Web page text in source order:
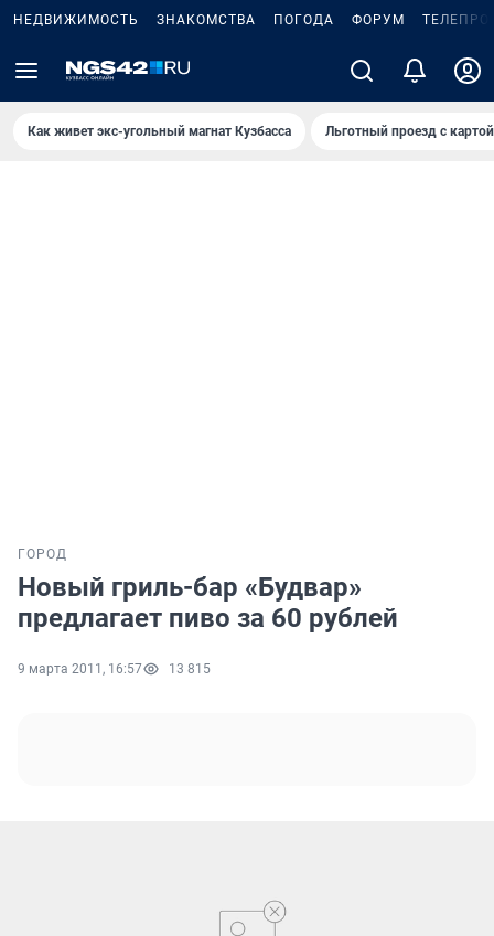
НЕДВИЖИМОСТЬ ЗНАКОМСТВА ПОГОДА ФОРУМ
Как живет экс-угольный магнат Кузбасса Льготный проезд с
ГОРОД
Новый гриль-бар «Будвар»
предлагает пиво за 60 рублей
9 марта 2011, 16:57 13 815